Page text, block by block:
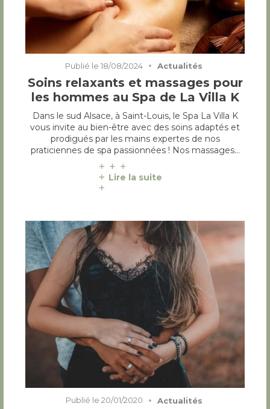
Publié le 18/08/2024 Actualités
Soins relaxants et massages pour
les hommes au Spa de La Villa K
Dans le sud Alsace, à Saint-Louis, le Spa La Villa K
vous invite au bien-être avec des soins adaptés et
prodigués par les mains expertes de nos
praticiennes de spa passionnées ! Nos massages…
Lire la suite
Publié le 20/01/2020 Actualités